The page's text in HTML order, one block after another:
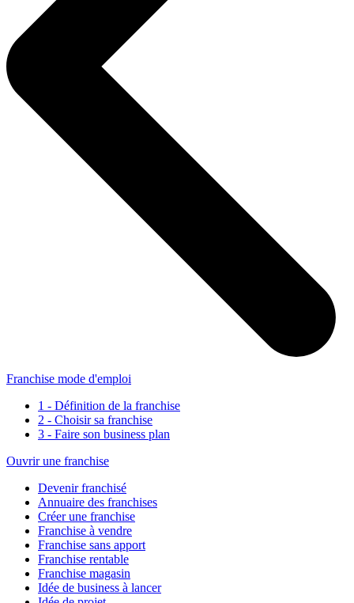
Franchise mode d'emploi
1 - Définition de la franchise
2 - Choisir sa franchise
3 - Faire son business plan
Ouvrir une franchise
Devenir franchisé
Annuaire des franchises
Créer une franchise
Franchise à vendre
Franchise sans apport
Franchise rentable
Franchise magasin
Idée de business à lancer